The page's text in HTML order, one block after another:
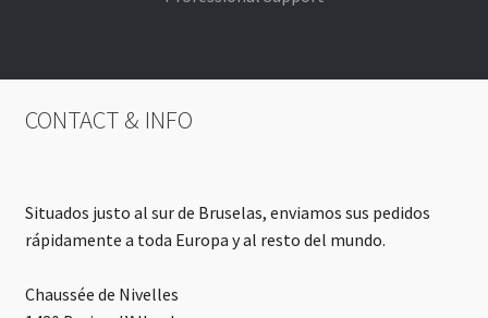
CONTACT & INFO
Situados justo al sur de Bruselas, enviamos sus pedidos
rápidamente a toda Europa y al resto del mundo.
Chaussée de Nivelles